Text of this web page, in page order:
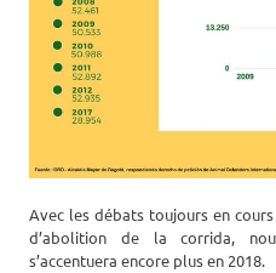
Avec les débats toujours en
d’abolition de la corrida,
s’accentuera encore plus en 2018.